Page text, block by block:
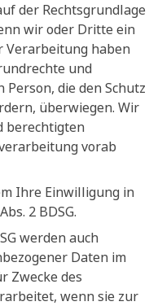
der Rechtsgrundlage
wir oder Dritte ein
Verarbeitung haben
und
die den Schutz
überwiegen. Wir
berechtigten
vorab
Ihre Einwilligung in
2 BDSG.
werden auch
Daten im
Zwecke des
wenn sie zur